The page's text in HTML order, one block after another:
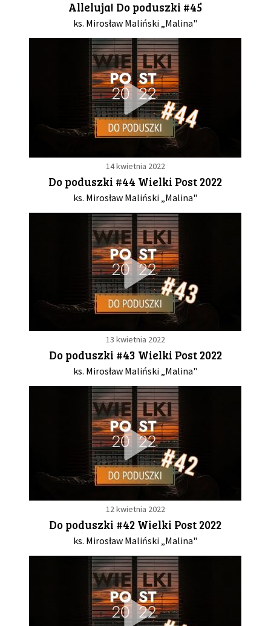
DRUŻYNA
WESPRZYJ NAS
PARTNERZY
NEWSLETTER
DLA MEDIÓW
KONTAKT
Alleluja! Do poduszki #45
ks. Mirosław Maliński „Malina"
14 kwietnia 2022
Do poduszki #44 Wielki Post 2022
ks. Mirosław Maliński „Malina"
13 kwietnia 2022
Do poduszki #43 Wielki Post 2022
ks. Mirosław Maliński „Malina"
12 kwietnia 2022
Do poduszki #42 Wielki Post 2022
ks. Mirosław Maliński „Malina"